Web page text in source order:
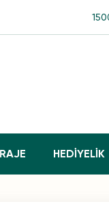
HEDİYELİK